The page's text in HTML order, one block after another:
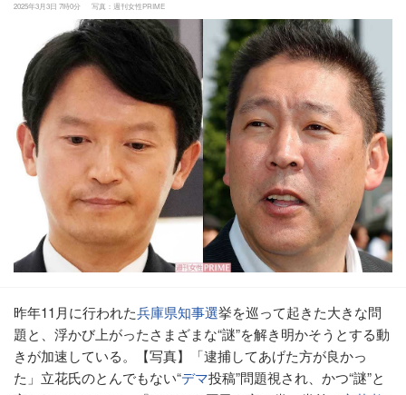
2025年3月3日 7時0分 写真：週刊女性PRIME
昨年11月に行われた兵庫県知事選挙を巡って起きた大きな問
題と、浮かび上がったさまざまな“謎”を解き明かそうとする動
きが加速している。【写真】「逮捕してあげた方が良かっ
た」立花氏のとんでもない“デマ投稿”問題視され、かつ“謎”と